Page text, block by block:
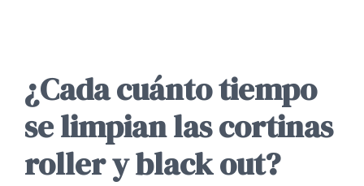
¿Cada cuánto tiempo
se limpian las cortinas
roller y black out?